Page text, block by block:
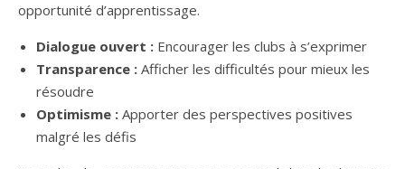
opportunité d’apprentissage.
Dialogue ouvert : Encourager les clubs à s’exprimer
Transparence : Afficher les difficultés pour mieux les
résoudre
Optimisme : Apporter des perspectives positives
malgré les défis